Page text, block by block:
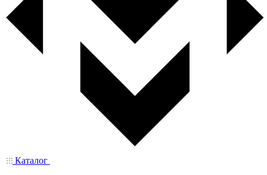
Каталог